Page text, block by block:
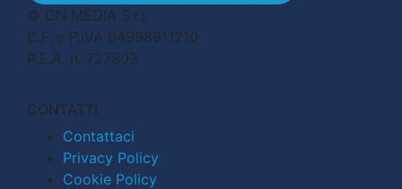
© CN MEDIA S.r.l.
C.F. e P.IVA 04998911210
R.E.A. n. 727803
CONTATTI
Contattaci
Privacy Policy
Cookie Policy